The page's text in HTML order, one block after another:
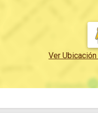
Ver Ubicación